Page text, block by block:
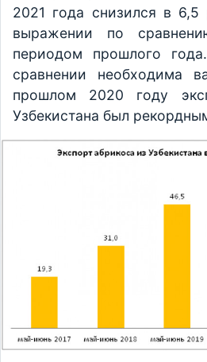
2021 года снизился в 6,5
выражении по
периодом прошлого
сравнении необходима
прошлом 2020 году
Узбекистана был